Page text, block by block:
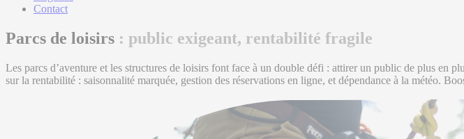
Contact
Parcs de loisirs : public exigeant, rentabilité fragile
Les parcs d’aventure et les structures de loisirs font face à un double défi : attirer un public de plus en
sur la rentabilité : saisonnalité marquée, gestion des réservations en ligne, et dépendance à la météo.